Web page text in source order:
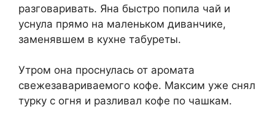
разговаривать. Яна быстро попила чай и
уснула прямо на маленьком диванчике,
заменявшем в кухне табуреты.
Утром она проснулась от аромата
свежезавариваемого кофе. Максим уже снял
турку с огня и разливал кофе по чашкам.